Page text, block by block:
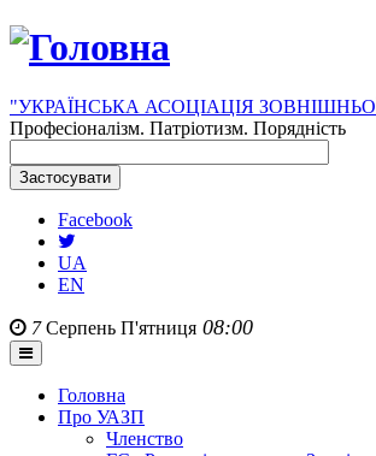
"УКРАЇНСЬКА АСОЦІАЦІЯ
Професіоналізм. Патріотизм. Порядність
Facebook
UA
EN
7Серпень П'ятниця 08:00
Головна
Про УАЗП
Членство